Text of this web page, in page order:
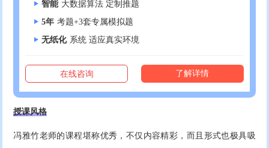
智能 大数据算法 定制推题
5年 考题+3套专属模拟题
无纸化 系统 适应真实环境
在线咨询 了解详情
授课风格
冯雅竹老师的课程堪称优秀，不仅内容精彩，而且形式也极具吸